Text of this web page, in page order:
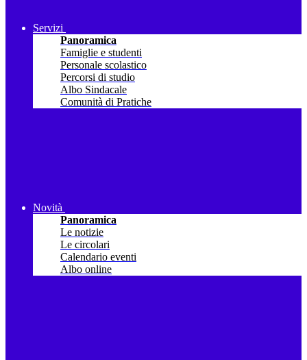
Servizi
Panoramica
Famiglie e studenti
Personale scolastico
Percorsi di studio
Albo Sindacale
Comunità di Pratiche
Novità
Panoramica
Le notizie
Le circolari
Calendario eventi
Albo online